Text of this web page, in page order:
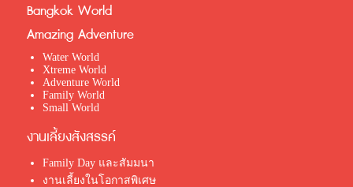
Bangkok World
Amazing Adventure
Water World
Xtreme World
Adventure World
Family World
Small World
งานเลี้ยงสังสรรค์
Family Day และสัมมนา
งานเลี้ยงในโอกาสพิเศษ